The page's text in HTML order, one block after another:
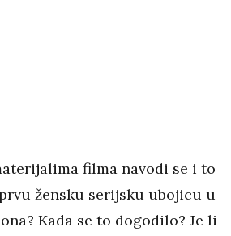
filma navodi se i to
žensku serijsku ubojicu u
Kada se to dogodilo? Je li